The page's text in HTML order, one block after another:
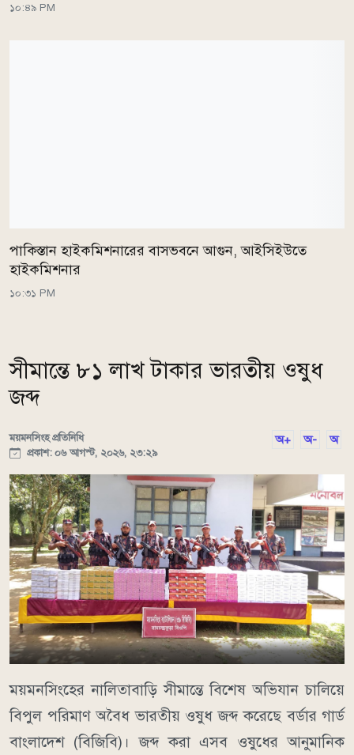
১০:৪৯ PM
পাকিস্তান হাইকমিশনারের বাসভবনে আগুন, আইসিইউতে
হাইকমিশনার
১০:৩১ PM
সীমান্তে ৮১ লাখ টাকার ভারতীয় ওষুধ
জব্দ
ময়মনসিংহ প্রতিনিধি
প্রকাশ: ০৬ আগস্ট, ২০২৬, ২৩:২৯
অ+ অ- অ
ময়মনসিংহের নালিতাবাড়ি সীমান্তে বিশেষ অভিযান চালিয়ে
বিপুল পরিমাণ অবৈধ ভারতীয় ওষুধ জব্দ করেছে বর্ডার গার্ড
বাংলাদেশ (বিজিবি)। জব্দ করা এসব ওষুধের আনুমানিক